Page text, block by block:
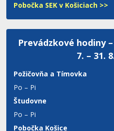
Pobočka SEK v Košiciach >>
Prevádzkové hodiny
7. – 31.
Požičovňa a Tímovka
Po – Pi
Študovne
Po – Pi
Pobočka Košice